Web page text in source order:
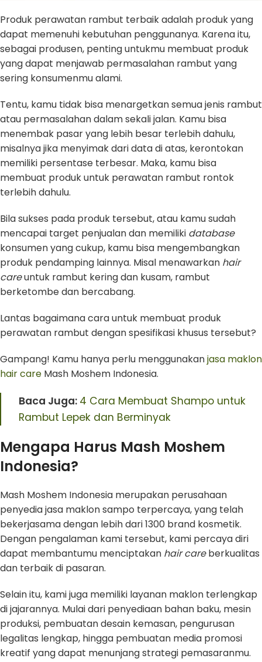
Produk perawatan rambut terbaik adalah produk yang
dapat memenuhi kebutuhan penggunanya. Karena itu,
sebagai produsen, penting untukmu membuat produk
yang dapat menjawab permasalahan rambut yang
sering konsumenmu alami.
Tentu, kamu tidak bisa menargetkan semua jenis rambut
atau permasalahan dalam sekali jalan. Kamu bisa
menembak pasar yang lebih besar terlebih dahulu,
misalnya jika menyimak dari data di atas, kerontokan
memiliki persentase terbesar. Maka, kamu bisa
membuat produk untuk perawatan rambut rontok
terlebih dahulu.
Bila sukses pada produk tersebut, atau kamu sudah
mencapai target penjualan dan memiliki database
konsumen yang cukup, kamu bisa mengembangkan
produk pendamping lainnya. Misal menawarkan hair
careuntuk rambut kering dan kusam, rambut
berketombe dan bercabang.
Lantas bagaimana cara untuk membuat produk
perawatan rambut dengan spesifikasi khusus tersebut?
Gampang! Kamu hanya perlu menggunakanjasa maklon
hair care Mash Moshem Indonesia.
Baca Juga: 4 Cara Membuat Shampo untuk
Rambut Lepek dan Berminyak
Mengapa Harus Mash Moshem
Indonesia?
Mash Moshem Indonesia merupakan perusahaan
penyedia jasa maklon sampo terpercaya, yang telah
bekerjasama dengan lebih dari 1300 brand kosmetik.
Dengan pengalaman kami tersebut, kami percaya diri
dapat membantumu menciptakan hair careberkualitas
dan terbaik di pasaran.
Selain itu, kami juga memiliki layanan maklon terlengkap
di jajarannya. Mulai dari penyediaan bahan baku, mesin
produksi, pembuatan desain kemasan, pengurusan
legalitas lengkap, hingga pembuatan media promosi
kreatif yang dapat menunjang strategi pemasaranmu.